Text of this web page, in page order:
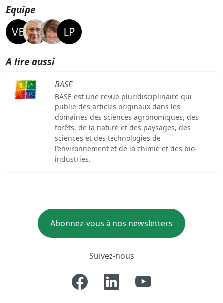
Equipe
A lire aussi
BASE
BASE est une revue pluridisciplinaire qui
publie des articles originaux dans les
domaines des sciences agronomiques, des
forêts, de la nature et des paysages, des
sciences et des technologies de
l’environnement et de la chimie et des bio-
industries.
Abonnez-vous à nos newsletters
Suivez-nous